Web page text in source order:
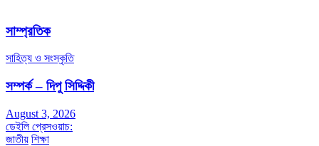
সাম্প্রতিক
সাহিত্য ও সংস্কৃতি
সম্পর্ক – দিপু সিদ্দিকী
August 3, 2026
ডেইলি প্রেসওয়াচ:
জাতীয় শিক্ষা